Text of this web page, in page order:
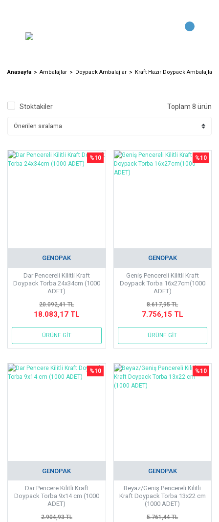
Anasayfa Ambalajlar Doypack Ambalajlar Kraft Hazır Doypack Ambalajlar
Stoktakiler Toplam 8 ürün
%10
GENOPAK
Dar Pencereli Kilitli Kraft
Doypack Torba 24x34cm (1000
ADET)
20.092,41 TL
18.083,17 TL
ÜRÜNE GİT
%10
GENOPAK
Geniş Pencereli Kilitli Kraft
Doypack Torba 16x27cm(1000
ADET)
8.617,95 TL
7.756,15 TL
ÜRÜNE GİT
%10
GENOPAK
Dar Pencere Kilitli Kraft
Doypack Torba 9x14 cm (1000
ADET)
2.904,93 TL
%10
GENOPAK
Beyaz/Geniş Pencereli Kilitli
Kraft Doypack Torba 13x22 cm
(1000 ADET)
5.761,44 TL